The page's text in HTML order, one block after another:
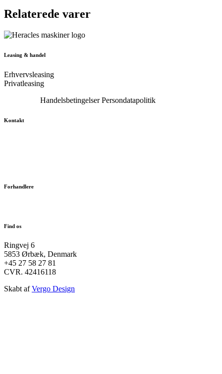
Relaterede varer
Leasing & handel
Erhvervsleasing
Privatleasing
HandelsbetingelserPersondatapolitik
Kontakt
Forhandlere
Find os
Ringvej 6
5853 Ørbæk, Denmark
+45 27 58 27 81
CVR. 42416118
Skabt afVergo Design